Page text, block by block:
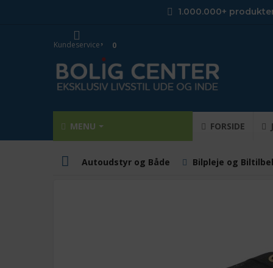
1.000.000+
Kundeservice 0
MENU FORSIDE
Autoudstyr og Både Bilpleje og